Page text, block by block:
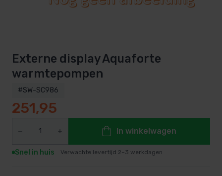
Externe display Aquaforte
warmtepompen
#SW-SC986
251,95
In winkelwagen
Snel in huis Verwachte levertijd 2–3 werkdagen